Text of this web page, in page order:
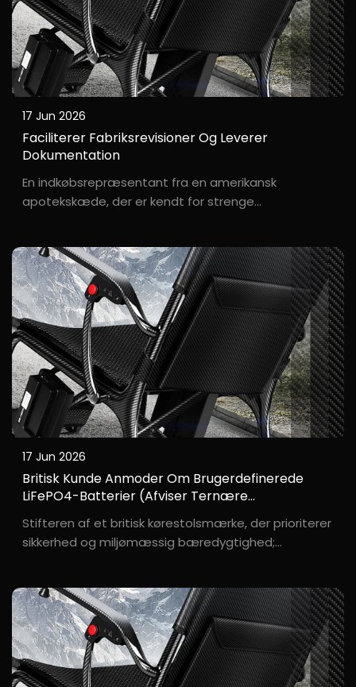
17 Jun 2026
Faciliterer Fabriksrevisioner Og Leverer
Dokumentation
En indkøbsrepræsentant fra en amerikansk
apotekskæde, der er kendt for strenge
at tilbyde elektriske kørestole, og deres indkøbschef,
D***, krævede en fysisk fabriksrevision...
17 Jun 2026
Britisk Kunde Anmoder Om Brugerdefinerede
LiFePO4-Batterier (afviser Ternære
Stifteren af et britisk kørestolsmærke, der prioriterer
sikkerhed og miljømæssig bæredygtighed;
kørestolsmærke "S****e", udtalte tydeligt: "Vi vil ikke
bruge ternære litiumbatterier...